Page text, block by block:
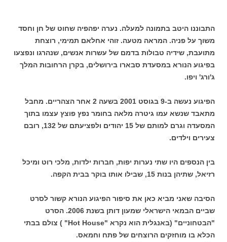
התבוננו היטב בתמונה למעלה. נערה יפהפיה שחוט של חן וחסד
משוך על פניה. המראה מטעה. זוהי אחלאם תמימי, רוצחת
מתועבת, שידיה טבולות בדמם של עשרות אנשים, שנהרגו ונפצעו
בפיגוע הנורא במסעדת סבארו בירושלים, בקרן הרחובות המלך
ג'ורג' ויפו.
הפיגוע נעשה ב-9 בגוסט 2001 בשעה 2 אחר הצהריים. מחבל
מתאבד שנשא עמו גיטרה מלאה בחומר נפץ פוצץ עצמו בתוך
המסעדה וגרם למותם של 15 יהודים ולפציעתם של 132, רובם
צעירים וילדים.
בין הנספים היו שתי נערות יפות, חברות ילדות, מלכי רוט ומיכל
רזיאל, שתיהן בנות 15, שבילו אותו בוקר בבית הקפה.
הסיבה שאני מביא כאן את סיפור הפיגוע הנורא קשור לסרט
שביים הבמאי הישראלי שמעון דותן בשנת 2006. הסרט
"הבטחוניים" (באנגלית הוא נקרא "Hot House" ) צולם בבתי
הכלא בו מוחזקים הרוצחים של פתח וחמאס.